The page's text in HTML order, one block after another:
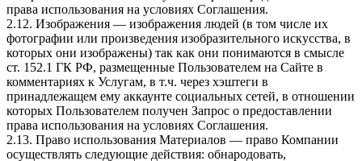
права использования на условиях Соглашения.
2.12. Изображения — изображения людей (в том числе их
фотографии или произведения изобразительного искусства, в
которых они изображены) так как они понимаются в смысле
ст. 152.1 ГК РФ, размещенные Пользователем на Сайте в
комментариях к Услугам, в т.ч. через хэштеги в
принадлежащем ему аккаунте социальных сетей, в отношении
которых Пользователем получен Запрос о предоставлении
права использования на условиях Соглашения.
2.13. Право использования Материалов — право Компании
осуществлять следующие действия: обнародовать,